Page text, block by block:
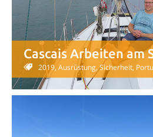
Cascais Arbeiten am
2019, Ausrüstung, Sicherheit,